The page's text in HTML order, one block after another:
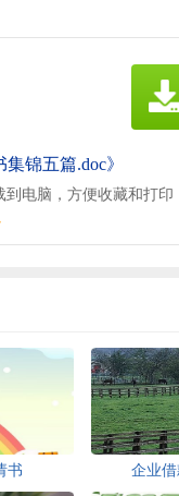
锦五篇.doc》
到电脑，方便收藏和打印
书 企业